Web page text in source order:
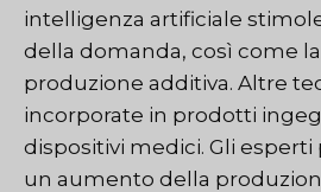
intelligenza artificiale
della domanda, così come
produzione additiva. Altre
incorporate in prodotti
dispositivi medici. Gli
un aumento della